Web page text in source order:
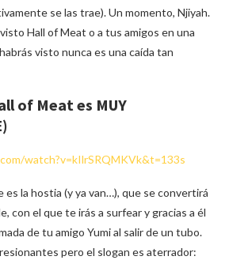
se las trae). Un momento, Njiyah.
Hall of Meat o a tus amigos en una
visto nunca es una caída tan
of Meat es MUY
watch?v=kIlrSRQMKVk&t=133s
es la hostia (y ya van…), que se convertirá
con el que te irás a surfear y gracias a él
de tu amigo Yumi al salir de un tubo.
pero el slogan es aterrador: